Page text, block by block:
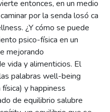
entonces, en un medio
por la senda losó ca
¿Y cómo se puede
psico-física en un
mejorando
vida y alimenticios. El
palabras well-being
y happiness
de equilibrio salubre